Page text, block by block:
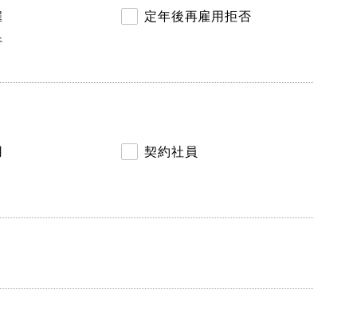
定年後再雇用拒否
契約社員